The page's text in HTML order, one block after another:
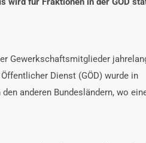
Gewerkschaftsmitglieder
Dienst (GÖD) wurde in
anderen Bundesländern, wo